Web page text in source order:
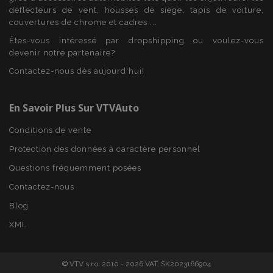
déflecteurs de vent, housses de siège, tapis de voiture,
couvertures de chrome et cadres ...
Êtes-vous intéressé par dropshipping ou voulez-vous
devenir notre partenaire?
Contactez-nous dès aujourd'hui!
En Savoir Plus Sur VTVAuto
Conditions de vente
Protection des données à caractère personnel
Questions fréquemment posées
Contactez-nous
Blog
XML
© VTV s.r.o. 2010 - 2026 VAT: SK2023166904
Nom
Fournisseur/
mage-cache-sessid
Adobe Inc.
www.vtvauto.eu
product_data_storage